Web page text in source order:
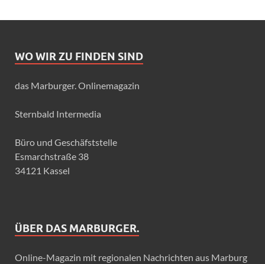
WO WIR ZU FINDEN SIND
das Marburger. Onlinemagazin
Sternbald Intermedia
Büro und Geschäfststelle
Esmarchstraße 38
34121 Kassel
ÜBER DAS MARBURGER.
Online-Magazin mit regionalen Nachrichten aus Marburg